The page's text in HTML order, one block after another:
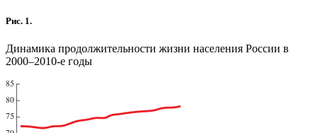
Рис. 1.
Динамика продолжительности жизни населения России в
2000–2010-е годы